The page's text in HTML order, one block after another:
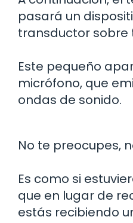
pasará un
transductor sobre
Este pequeño
micrófono, que
ondas de sonido.
No te preocupes,
Es como si
que en lugar de
estás recibiendo